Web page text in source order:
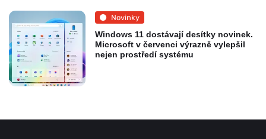
Novinky
Windows 11 dostávají desítky novinek.
Microsoft v červenci výrazně vylepšil
nejen prostředí systému